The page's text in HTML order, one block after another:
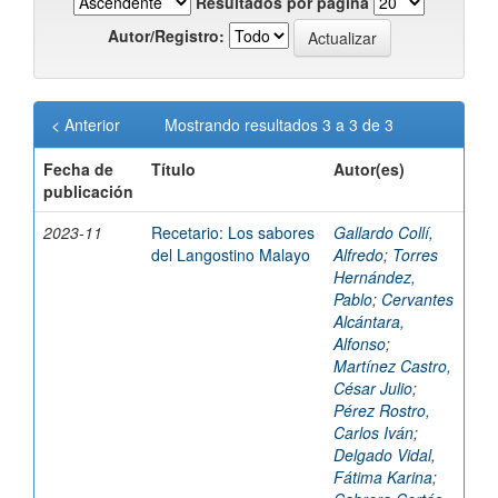
Autor/Registro:
Mostrando resultados 3 a 3 de 3
< Anterior
Fecha de
publicación
Título Autor(es)
2023-11
Recetario: Los sabores
del Langostino Malayo
Gallardo Collí,
Alfredo; Torres
Hernández,
Pablo; Cervantes
Alcántara,
Alfonso;
Martínez Castro,
César Julio;
Pérez Rostro,
Carlos Iván;
Delgado Vidal,
Fátima Karina;